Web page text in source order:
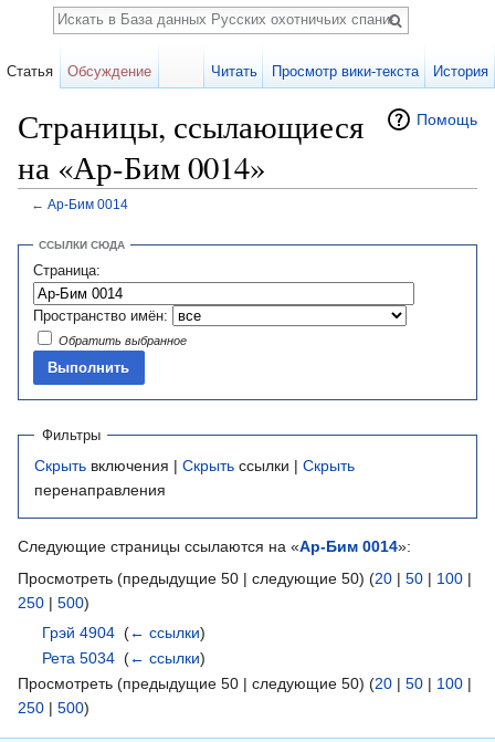
Помощь
Страницы, ссылающиеся
на «Ар-Бим 0014»
← Ар-Бим 0014
ССЫЛКИ СЮДА
Страница:
Пространство имён:
Обратить выбранное
Фильтры
Скрыть включения | Скрыть ссылки | Скрыть
перенаправления
Следующие страницы ссылаются на «Ар-Бим 0014»:
Просмотреть (предыдущие 50 | следующие 50) (20 | 50 | 100 |
250 | 500)
Грэй 4904 ‎(← ссылки)
Рета 5034 ‎(← ссылки)
Просмотреть (предыдущие 50 | следующие 50) (20 | 50 | 100 |
250 | 500)
Статья Обсуждение Читать Просмотр вики-текста История
Поиск